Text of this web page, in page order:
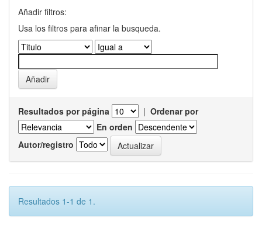
Añadir filtros:
Usa los filtros para afinar la busqueda.
Resultados por página | Ordenar por
En orden
Autor/registro
Resultados 1-1 de 1.